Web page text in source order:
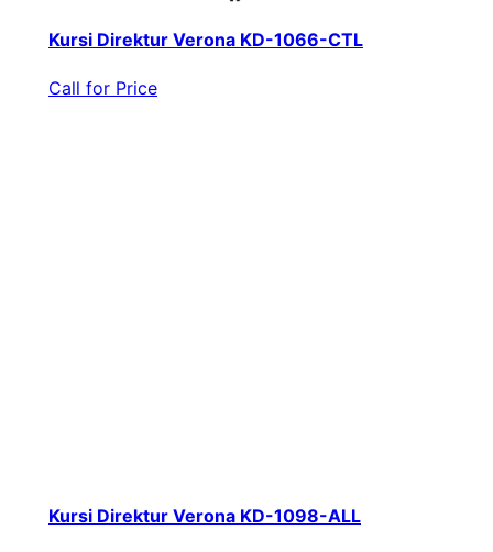
Kursi Direktur Verona KD-1066-CTL
Call for Price
Kursi Direktur Verona KD-1098-ALL